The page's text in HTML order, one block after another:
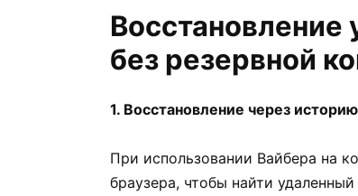
Восстановление
без резервной
1. Восстановление через
При использовании Вайбера на
браузера, чтобы найти